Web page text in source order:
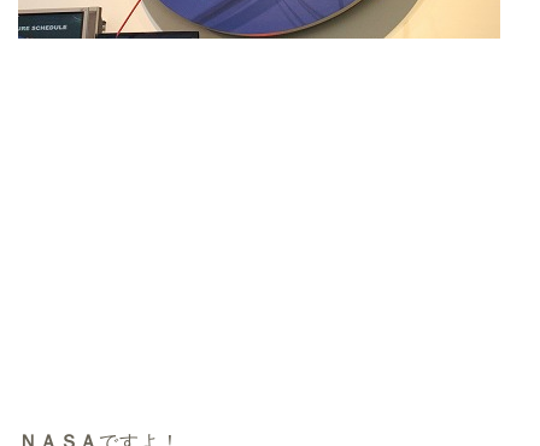
ＮＡＳＡ ですよ！